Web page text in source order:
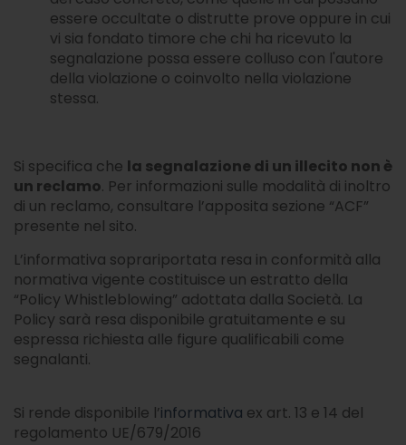
essere occultate o distrutte prove oppure in cui
vi sia fondato timore che chi ha ricevuto la
segnalazione possa essere colluso con l'autore
della violazione o coinvolto nella violazione
stessa.
Si specifica che la segnalazione di un illecito non è
un reclamo. Per informazioni sulle modalità di inoltro
di un reclamo, consultare l’apposita sezione “ACF”
presente nel sito.
L’informativa soprariportata resa in conformità alla
normativa vigente costituisce un estratto della
“Policy Whistleblowing” adottata dalla Società. La
Policy sarà resa disponibile gratuitamente e su
espressa richiesta alle figure qualificabili come
segnalanti.
Si rende disponibile l’informativa ex art. 13 e 14 del
regolamento UE/679/2016